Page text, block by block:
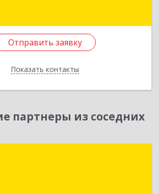
Отправить заявку
Показать контакты
Отправить заявку
Назад
партнеры из соседних
обл, Липецк г, Стаханова ул,